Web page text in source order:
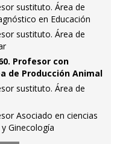
sustituto. Área de
en Educación
sustituto. Área de
Profesor con
de Producción Animal
sustituto. Área de
Asociado en ciencias
Ginecología